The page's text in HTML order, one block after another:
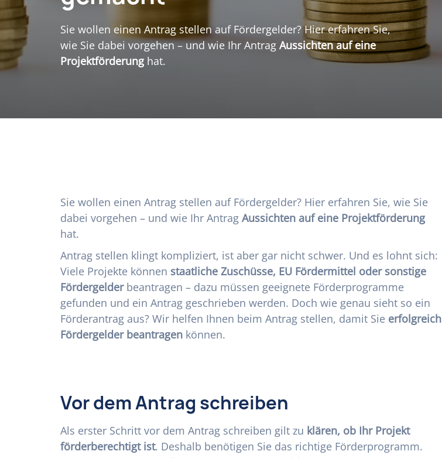
Sie wollen einen Antrag stellen auf Fördergelder? Hier erfahren Sie,
wie Sie dabei vorgehen – und wie Ihr Antrag Aussichten auf eine
Projektförderunghat.
Sie wollen einen Antrag stellen auf Fördergelder? Hier erfahren Sie, wie Sie
dabei vorgehen – und wie Ihr Antrag Aussichten auf eine Projektförderung
hat.
Antrag stellen klingt kompliziert, ist aber gar nicht schwer. Und es lohnt sich:
Viele Projekte können staatliche Zuschüsse, EU Fördermittel oder sonstige
Fördergelderbeantragen – dazu müssen geeignete Förderprogramme
gefunden und ein Antrag geschrieben werden. Doch wie genau sieht so ein
Förderantrag aus? Wir helfen Ihnen beim Antrag stellen, damit Sie erfolgreich
Fördergelder beantragen können.
Vor dem Antrag schreiben
Als erster Schritt vor dem Antrag schreiben gilt zu klären, ob Ihr Projekt
förderberechtigt ist. Deshalb benötigen Sie das richtige Förderprogramm.